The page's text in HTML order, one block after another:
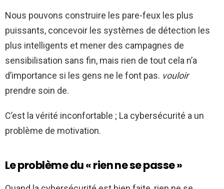
Nous pouvons construire les pare-feux les plus
puissants, concevoir les systèmes de détection les
plus intelligents et mener des campagnes de
sensibilisation sans fin, mais rien de tout cela n’a
d’importance si les gens ne le font pas. vouloir
prendre soin de.
C’est la vérité inconfortable ; La cybersécurité a un
problème de motivation.
Le problème du « rien ne se passe »